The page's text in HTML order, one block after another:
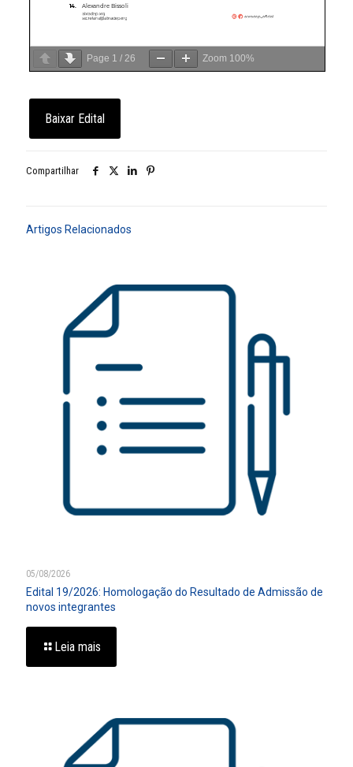
Page 1 / 26 Zoom 100%
Baixar Edital
Compartilhar
Artigos Relacionados
05/08/2026
Edital 19/2026: Homologação do Resultado de Admissão de
novos integrantes
Leia mais